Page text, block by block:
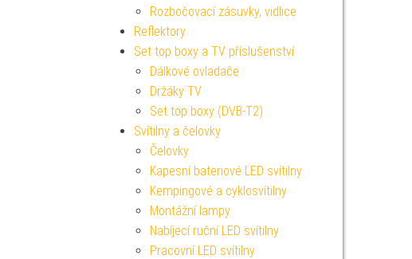
Rozbočovací zásuvky, vidlice
Reflektory
Set top boxy a TV příslušenství
Dálkové ovladače
Držáky TV
Set top boxy (DVB-T2)
Svítilny a čelovky
Čelovky
Kapesní bateriové LED svítilny
Kempingové a cyklosvítilny
Montážní lampy
Nabíjecí ruční LED svítilny
Pracovní LED svítilny